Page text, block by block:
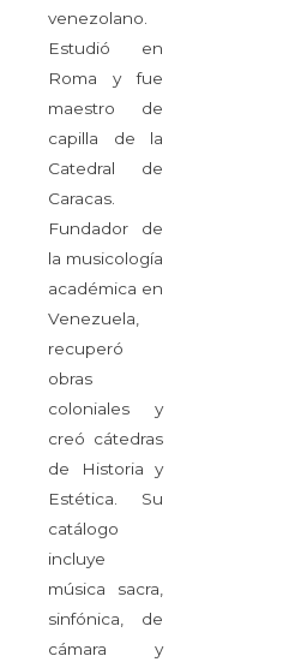
venezolano.
Estudió en
Roma y fue
maestro de
capilla de la
Catedral de
Caracas.
Fundador de
la musicología
académica en
Venezuela,
recuperó
obras
coloniales y
creó cátedras
de Historia y
Estética. Su
catálogo
incluye
música sacra,
sinfónica, de
cámara y